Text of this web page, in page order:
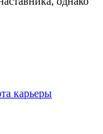
карьеры